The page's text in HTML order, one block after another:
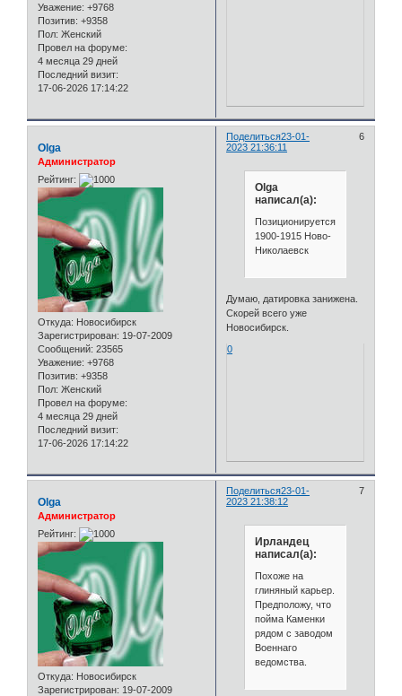
Уважение: +9768
Позитив: +9358
Пол: Женский
Провел на форуме:
4 месяца 29 дней
Последний визит:
17-06-2026 17:14:22
Поделиться 6
23-01-
2023 21:36:11
Olga
Администратор
Рейтинг:
Откуда: Новосибирск
Зарегистрирован: 19-07-2009
Сообщений: 23565
Уважение: +9768
Позитив: +9358
Пол: Женский
Провел на форуме:
4 месяца 29 дней
Последний визит:
17-06-2026 17:14:22
Olga
написал(а):
Позиционируется
1900-1915 Ново-
Николаевск
Думаю, датировка занижена.
Скорей всего уже
Новосибирск.
0
Поделиться 7
23-01-
2023 21:38:12
Olga
Администратор
Рейтинг:
Откуда: Новосибирск
Зарегистрирован: 19-07-2009
Ирландец
написал(а):
Похоже на
глиняный карьер.
Предположу, что
пойма Каменки
рядом с заводом
Военнаго
ведомства.